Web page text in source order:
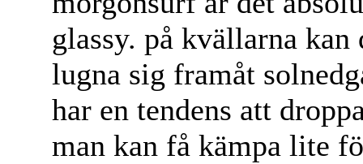
glassy. på kvällarna
lugna sig framåt
har en tendens att
man kan få kämpa lite